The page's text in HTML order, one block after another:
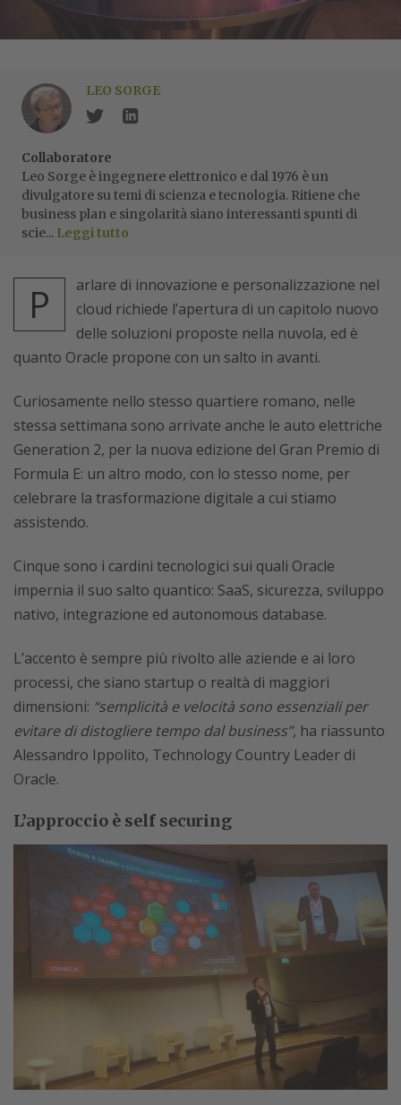
LEO SORGE
Collaboratore
Leo Sorge è ingegnere elettronico e dal 1976 è un
divulgatore su temi di scienza e tecnologia. Ritiene che
business plan e singolarità siano interessanti spunti di
scie... Leggi tutto
P
arlare di innovazione e personalizzazione nel
cloud richiede l’apertura di un capitolo nuovo
delle soluzioni proposte nella nuvola, ed è
quanto Oracle propone con un salto in avanti.
Curiosamente nello stesso quartiere romano, nelle
stessa settimana sono arrivate anche le auto elettriche
Generation 2, per la nuova edizione del Gran Premio di
Formula E: un altro modo, con lo stesso nome, per
celebrare la trasformazione digitale a cui stiamo
assistendo.
Cinque sono i cardini tecnologici sui quali Oracle
impernia il suo salto quantico: SaaS, sicurezza, sviluppo
nativo, integrazione ed autonomous database.
L’accento è sempre più rivolto alle aziende e ai loro
processi, che siano startup o realtà di maggiori
dimensioni: “semplicità e velocità sono essenziali per
evitare di distogliere tempo dal business”, ha riassunto
Alessandro Ippolito, Technology Country Leader di
Oracle.
L’approccio è self securing